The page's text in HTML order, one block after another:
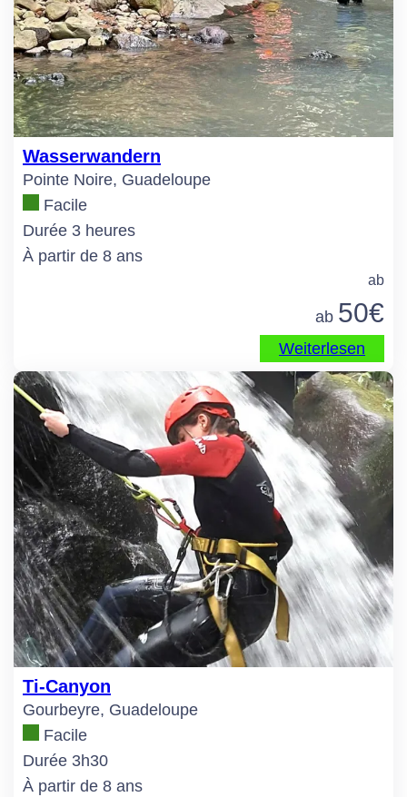
Wasserwandern
Pointe Noire, Guadeloupe
Facile
Durée 3 heures
À partir de 8 ans
ab
ab 50€
Weiterlesen
Ti-Canyon
Gourbeyre, Guadeloupe
Facile
Durée 3h30
À partir de 8 ans